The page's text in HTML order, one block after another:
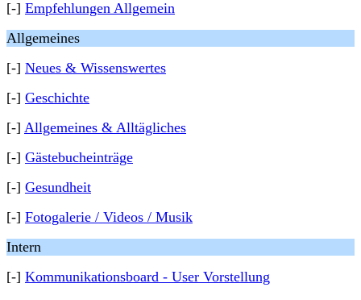
[-] Empfehlungen Allgemein
Allgemeines
[-] Neues & Wissenswertes
[-] Geschichte
[-] Allgemeines & Alltägliches
[-] Gästebucheinträge
[-] Gesundheit
[-] Fotogalerie / Videos / Musik
Intern
[-] Kommunikationsboard - User Vorstellung